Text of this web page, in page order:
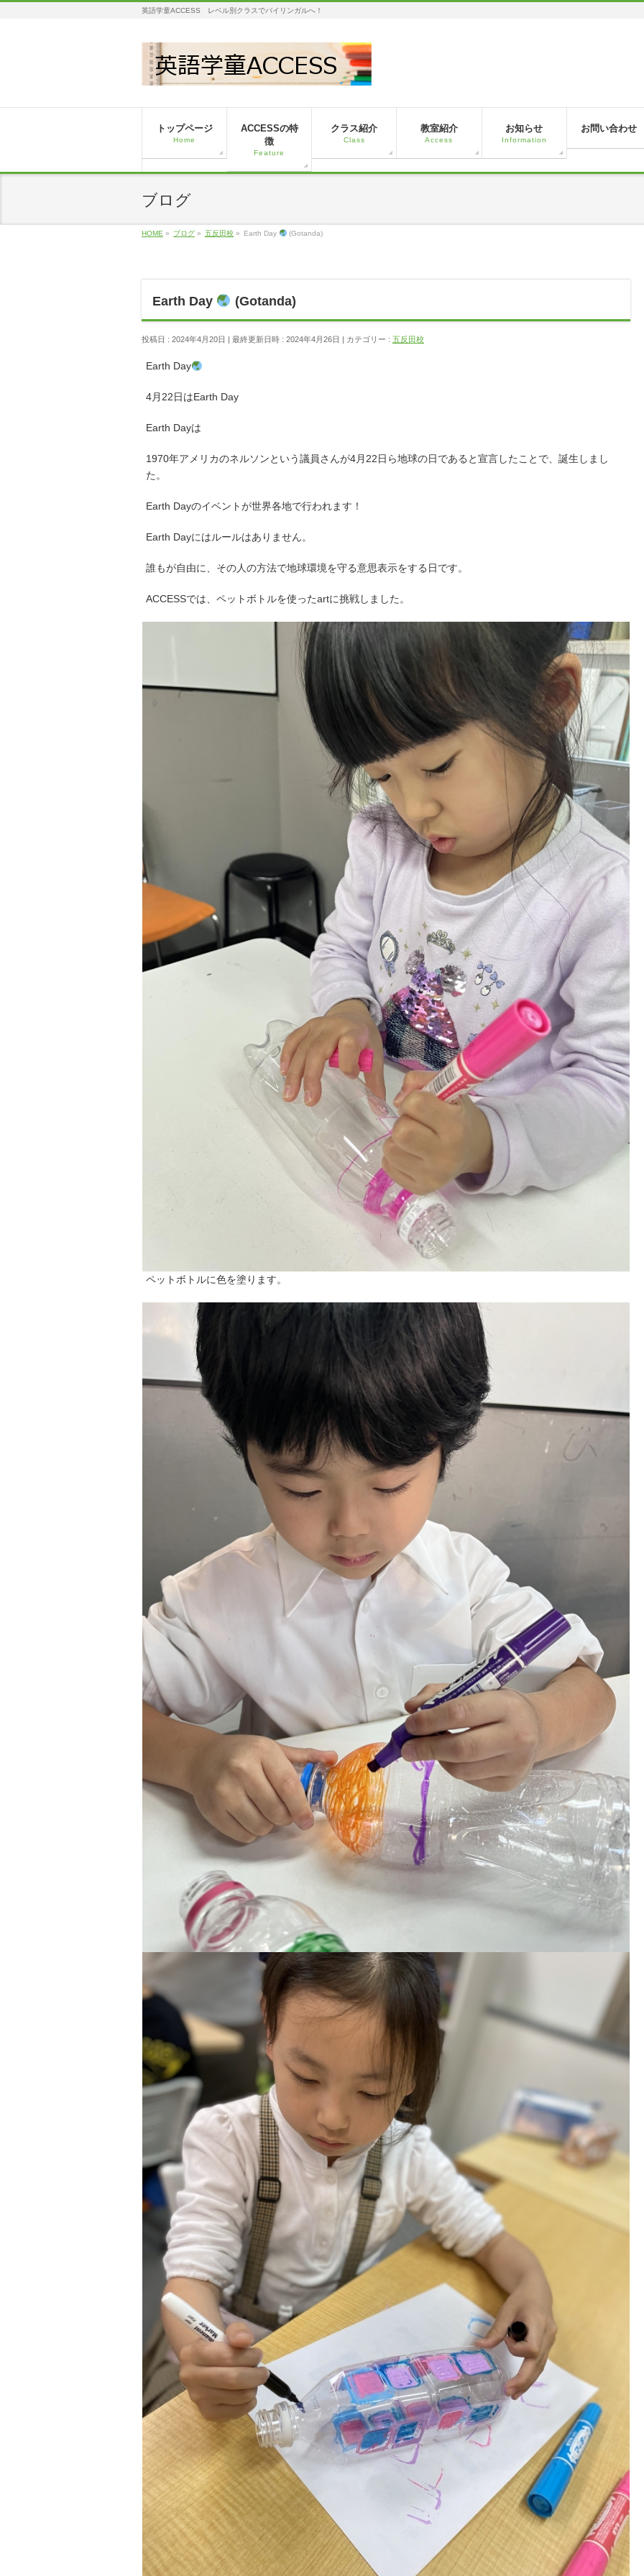
英語学童ACCESS レベル別クラスでバイリンガルへ！
トップページ
Home
ACCESSの特
徴
Feature
クラス紹介
Class
教室紹介
Access
お知らせ
Information
お問い合わせ
ブログ
HOME » ブログ » 五反田校 » Earth Day (Gotanda)
Earth Day (Gotanda)
投稿日 : 2024年4月20日 最終更新日時 : 2024年4月26日 カテゴリー : 五反田校
Earth Day
4月22日はEarth Day
Earth Dayは
1970年アメリカのネルソンという議員さんが4月22日ら地球の日であると宣言したことで、誕生しまし
た。
Earth Dayのイベントが世界各地で行われます！
Earth Dayにはルールはありません。
誰もが自由に、その人の方法で地球環境を守る意思表示をする日です。
ACCESSでは、ペットボトルを使ったartに挑戦しました。
ペットボトルに色を塗ります。